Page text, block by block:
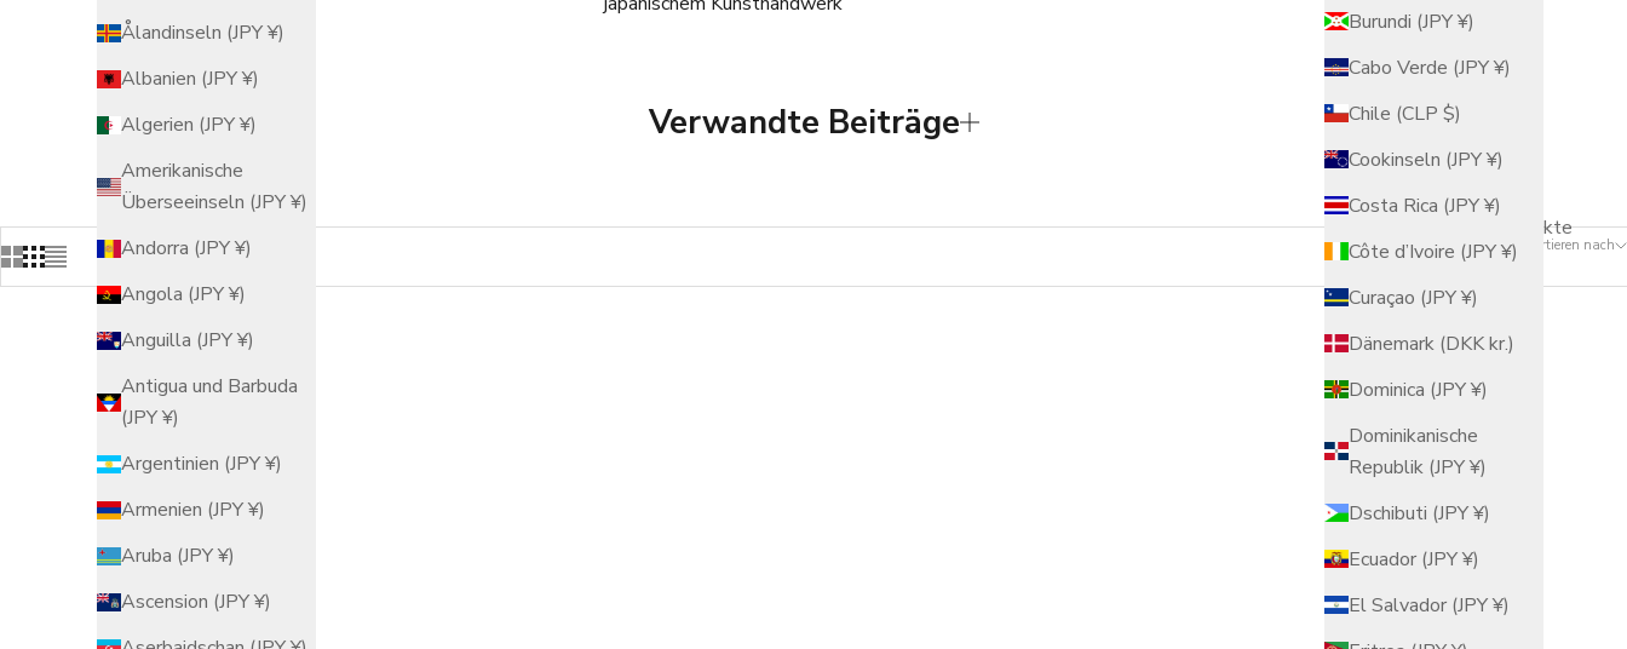
Burundi (JPY ¥)
Cabo Verde (JPY ¥)
Chile (CLP $)
Cookinseln (JPY ¥)
Costa Rica (JPY ¥)
Côte d’Ivoire (JPY ¥)
Curaçao (JPY ¥)
Dänemark (DKK kr.)
Dominica (JPY ¥)
Dominikanische
Republik (JPY ¥)
Dschibuti (JPY ¥)
Ecuador (JPY ¥)
El Salvador (JPY ¥)
Ålandinseln (JPY ¥)
Albanien (JPY ¥)
Algerien (JPY ¥)
Amerikanische
Überseeinseln (JPY ¥)
Andorra (JPY ¥)
Angola (JPY ¥)
Anguilla (JPY ¥)
Antigua und Barbuda
(JPY ¥)
Argentinien (JPY ¥)
Armenien (JPY ¥)
Aruba (JPY ¥)
Ascension (JPY ¥)
Verwandte Beiträge
Sortieren nach
29 Produkte